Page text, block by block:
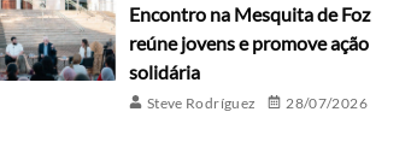
Encontro na Mesquita de Foz
reúne jovens e promove ação
solidária
Steve Rodríguez 28/07/2026